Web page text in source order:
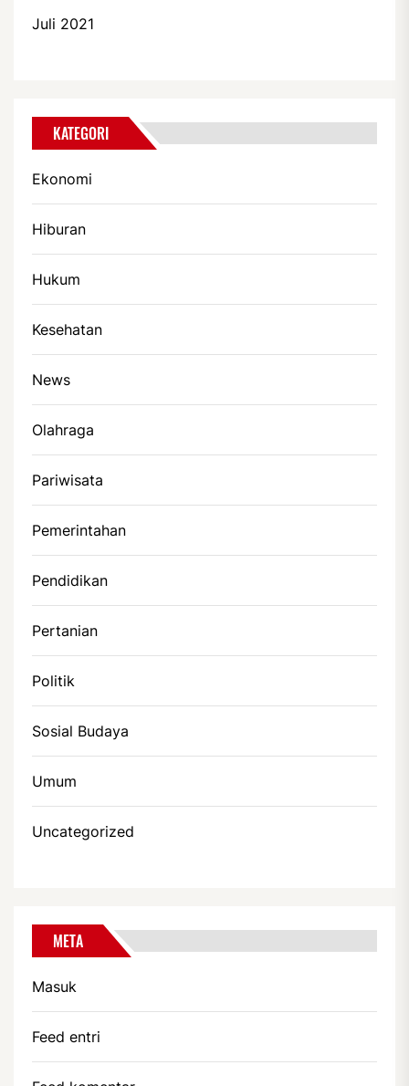
Juli 2021
KATEGORI
Ekonomi
Hiburan
Hukum
Kesehatan
News
Olahraga
Pariwisata
Pemerintahan
Pendidikan
Pertanian
Politik
Sosial Budaya
Umum
Uncategorized
META
Masuk
Feed entri